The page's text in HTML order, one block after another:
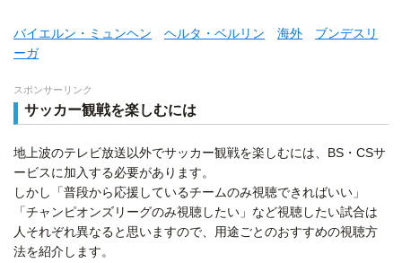
バイエルン・ミュンヘン ヘルタ・ベルリン 海外
ブンデスリ
ーガ
スポンサーリンク
サッカー観戦を楽しむには
地上波のテレビ放送以外でサッカー観戦を楽しむには、BS・CSサ
ービスに加入する必要があります。
しかし「普段から応援しているチームのみ視聴できればいい」
「チャンピオンズリーグのみ視聴したい」など視聴したい試合は
人それぞれ異なると思いますので、用途ごとのおすすめの視聴方
法を紹介します。